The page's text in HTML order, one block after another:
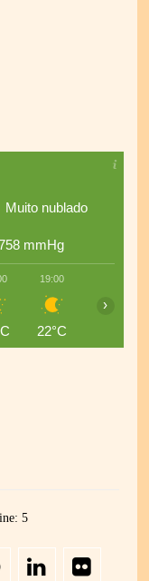
Muito nublado
mmHg
19:00
22°C
›
5